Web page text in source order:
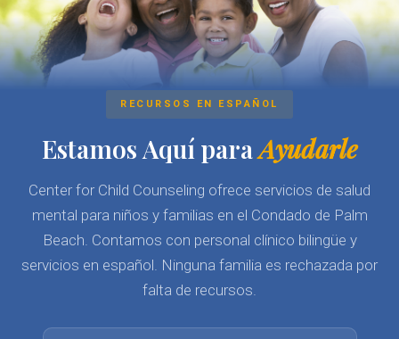
RECURSOS EN ESPAÑOL
Estamos Aquí paraAyudarle
Center for Child Counseling ofrece servicios de salud
mental para niños y familias en el Condado de Palm
Beach. Contamos con personal clínico bilingüe y
servicios en español. Ninguna familia es rechazada por
falta de recursos.